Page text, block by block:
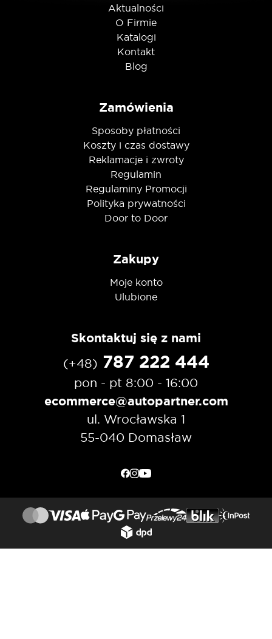
Aktualności
O Firmie
Katalogi
Kontakt
Blog
Zamówienia
Sposoby płatności
Koszty i czas dostawy
Reklamacje i zwroty
Regulamin
Regulaminy Promocji
Polityka prywatności
Door to Door
Zakupy
Moje konto
Ulubione
Skontaktuj się z nami
(+48) 787 222 444
pon - pt 8:00 - 16:00
ecommerce@autopartner.com
ul. Wrocławska 1
55-040 Domasław